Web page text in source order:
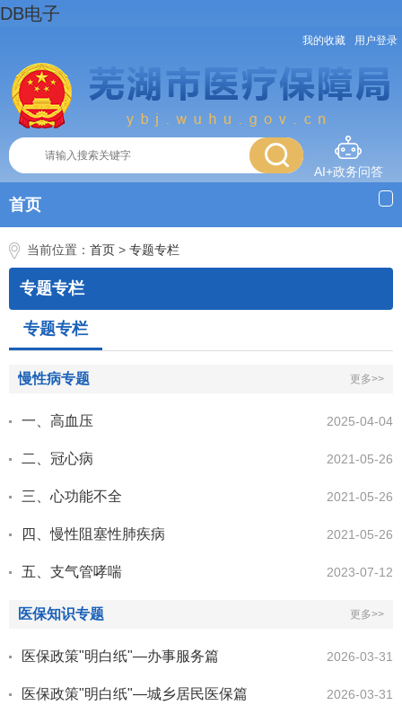
DB电子
我的收藏 用户登录
AI+政务问答
首页
当前位置： 首页 > 专题专栏
专题专栏
专题专栏
慢性病专题 更多>>
一、高血压 2025-04-04
二、冠心病 2021-05-26
三、心功能不全 2021-05-26
四、慢性阻塞性肺疾病 2021-05-26
五、支气管哮喘 2023-07-12
医保知识专题 更多>>
医保政策"明白纸"—办事服务篇 2026-03-31
医保政策"明白纸"—城乡居民医保篇 2026-03-31